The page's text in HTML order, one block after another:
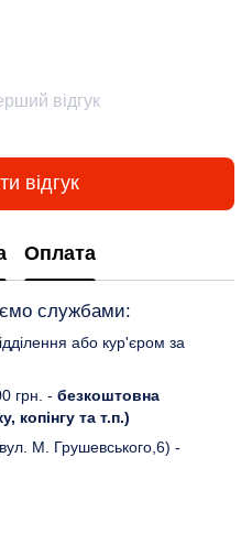
відгук
відгук
Оплата
службами:
або кур'єром за
грн. - безкоштовна
копінгу та т.п.)
М. Грушевського,6) -